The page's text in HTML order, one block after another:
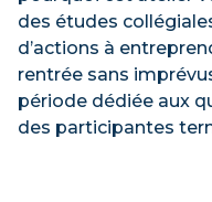
Techniques
S'INSCRIRE
des études
d’actions à
rentrée sans
période dédiée aux
des participantes